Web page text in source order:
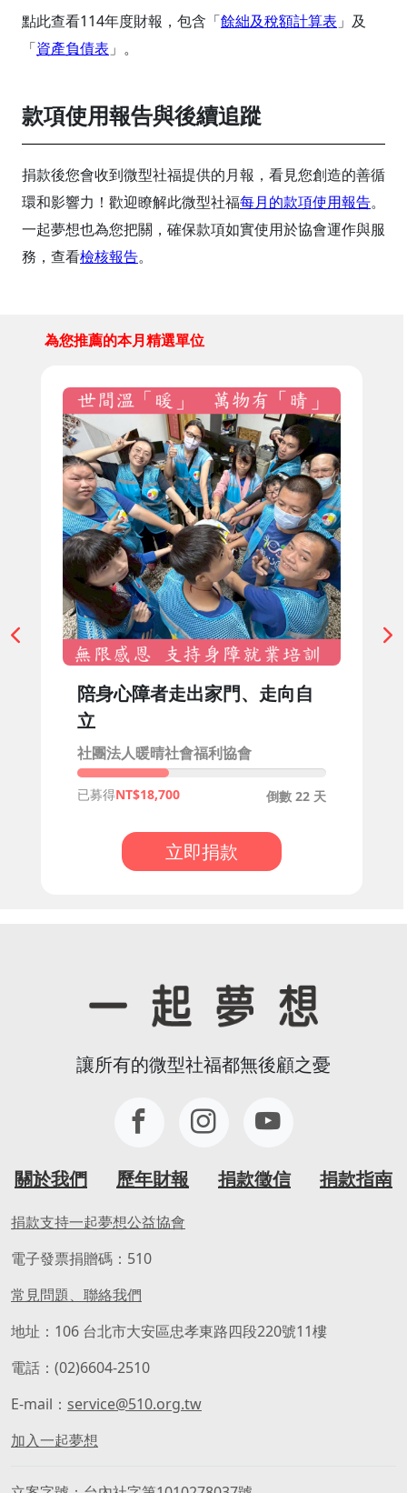
點此查看114年度財報，包含「餘絀及稅額計算表 」及
「資產負債表 」。
款項使用報告與後續追蹤
捐款後您會收到微型社福提供的月報，看見您創造的善循
環和影響力！歡迎瞭解此微型社福每月的款項使用報告。
一起夢想也為您把關，確保款項如實使用於協會運作與服
務，查看檢核報告。
為您推薦的本月精選單位
陪身心障者走出家門、走向自
立
社團法人暖晴社會福利協會
倒數 22 天
已募得 18,700
立即捐款
讓所有的微型社福都無後顧之憂
關於我們 歷年財報 捐款徵信 捐款指南
捐款支持一起夢想公益協會
電子發票捐贈碼：510
常見問題、聯絡我們
地址：106 台北市大安區忠孝東路四段220號11樓
電話：(02)6604-2510
E-mail： service@510.org.tw
加入一起夢想